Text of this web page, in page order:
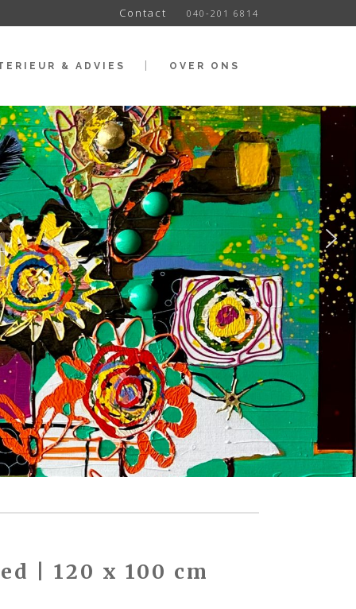
Contact 040-201 6814
& ADVIES OVER ONS
| 120 x 100 cm